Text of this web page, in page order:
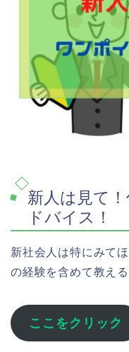
新人は見て
ドバイス！
新社会人は特にみて
の経験を含めて教える
ここをクリック